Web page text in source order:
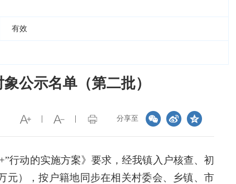
有效
公示名单（第二批）
分享至
行动的实施方案》要求，经我镇入户核查、初
元），按户籍地同步在相关村委会、乡镇、市